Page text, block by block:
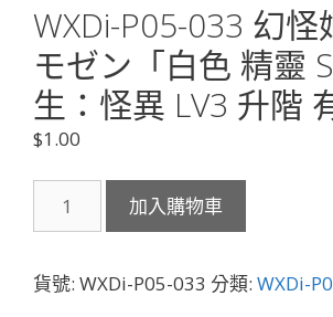
WXDi-P05-033 幻
モゼン「白色 精靈
生：怪異 LV3 升階
$1.00
P05-
幻
加入購物車
貨號: WXDi-P05-033 分類: WXDi-